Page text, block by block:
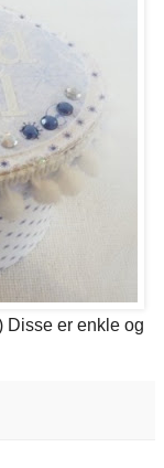
Disse er enkle og